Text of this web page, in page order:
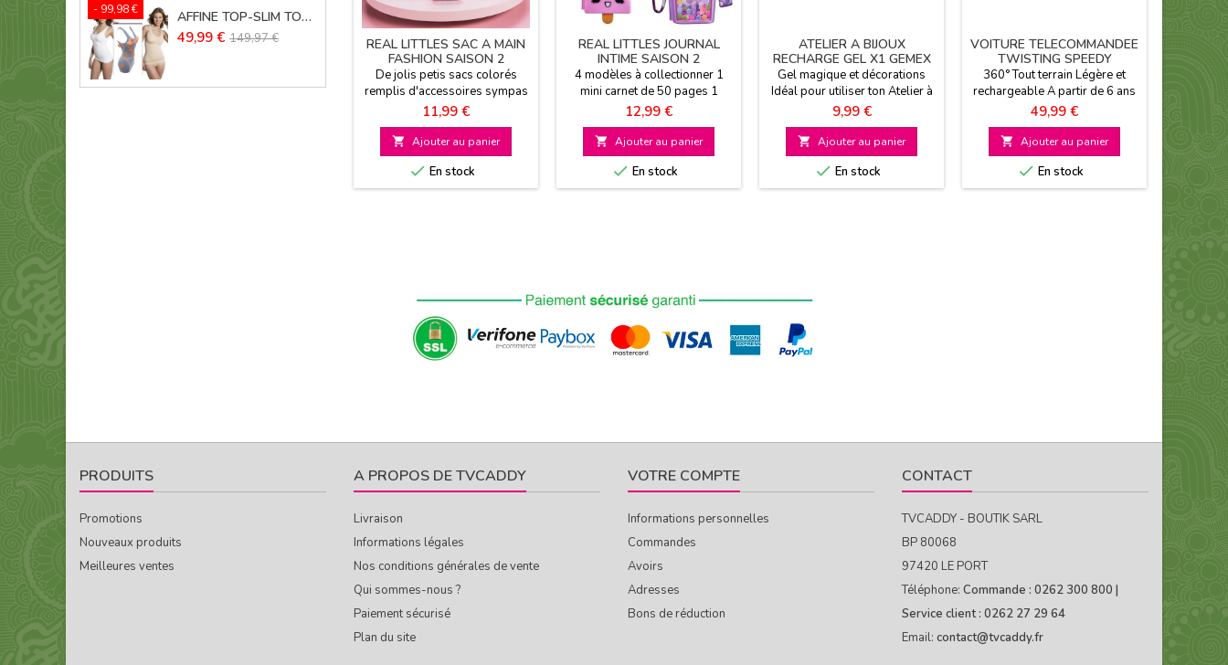
- 99,98 € AFFINE TOP-SLIM TOP LOT DE 3
Prix
49,99 € Prix
149,97 €
REAL LITTLES SAC A MAIN
FASHION SAISON 2
De jolis petis sacs colorés
remplis d'accessoires sympas
7 modèles à collectionner Ultra
fashion
Prix
11,99 €
 Ajouter au panier
 En stock
REAL LITTLES JOURNAL
INTIME SAISON 2
4 modèles à collectionner 1
mini carnet de 50 pages 1
compartiment secret à
l'intérieur A partir de 3 ans
Prix
12,99 €
 Ajouter au panier
 En stock
ATELIER A BIJOUX
RECHARGE GEL X1 GEMEX
Gel magique et décorations
Idéal pour utiliser ton Atelier à
Bijoux plus longtemps A partir
de 5 ans
Prix
9,99 €
 Ajouter au panier
 En stock
VOITURE TELECOMMANDEE
TWISTING SPEEDY
360° Tout terrain Légère et
rechargeable A partir de 6 ans
Prix
49,99 €
 Ajouter au panier
 En stock
PRODUITS
Promotions
Nouveaux produits
Meilleures ventes
A PROPOS DE TVCADDY
Livraison
Informations légales
Nos conditions générales de vente
Qui sommes-nous ?
Paiement sécurisé
Plan du site
VOTRE COMPTE
Informations personnelles
Commandes
Avoirs
Adresses
Bons de réduction
CONTACT
TVCADDY - BOUTIK SARL
BP 80068
97420 LE PORT
Téléphone: Commande : 0262 300 800 |
Service client : 0262 27 29 64
Email: contact@tvcaddy.fr